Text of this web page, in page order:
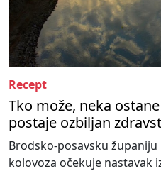
Recept
Tko može, neka
postaje ozbiljan
Brodsko-posavsku
kolovoza očekuje nastavak